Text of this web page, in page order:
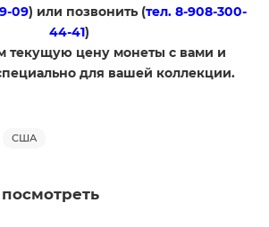
09) или позвонить (тел. 8-908-300-
44-41)
текущую цену монеты с вами и
для вашей коллекции.
США